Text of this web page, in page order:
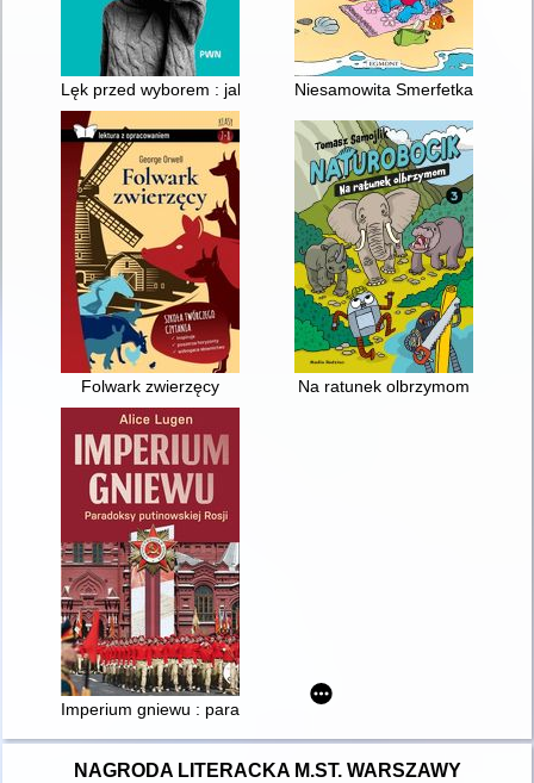
Lęk przed wyborem : jak złagodzić niepokój związany z
Niesamowita Smerfetka
Folwark zwierzęcy Na ratunek olbrzymom
Imperium gniewu : paradoksy putinowskiej Rosji
NAGRODA LITERACKA M.ST. WARSZAWY